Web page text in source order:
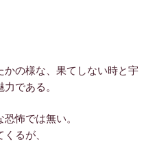
かの様な、果てしない時と宇
である。
怖では無い。
るが、